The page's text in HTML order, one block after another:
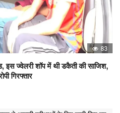
83
इस ज्वेलरी शॉप में थी डकैती की साजिश,
गिरफ्तार